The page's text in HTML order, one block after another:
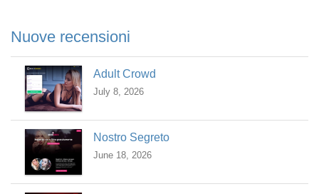
Nuove recensioni
Adult Crowd
July 8, 2026
Nostro Segreto
June 18, 2026